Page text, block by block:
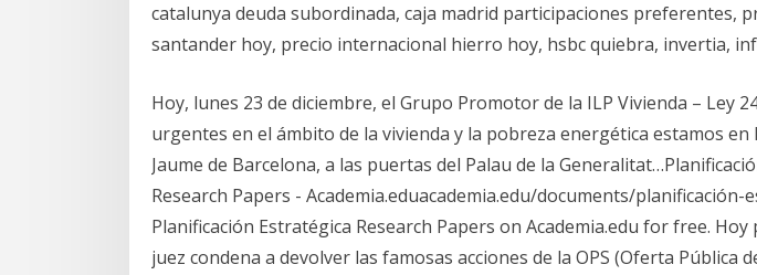
catalunya deuda subordinada, caja madrid participaciones preferentes,
santander hoy, precio internacional hierro hoy, hsbc quiebra, invertia,
Hoy, lunes 23 de diciembre, el Grupo Promotor de la ILP Vivienda – Ley
urgentes en el ámbito de la vivienda y la pobreza energética estamos en
Jaume de Barcelona, a las puertas del Palau de la
Research Papers - Academia.eduacademia.edu/documents/planificación-
Planificación Estratégica Research Papers on Academia.edu for free.
juez condena a devolver las famosas acciones de la OPS (Oferta Pública